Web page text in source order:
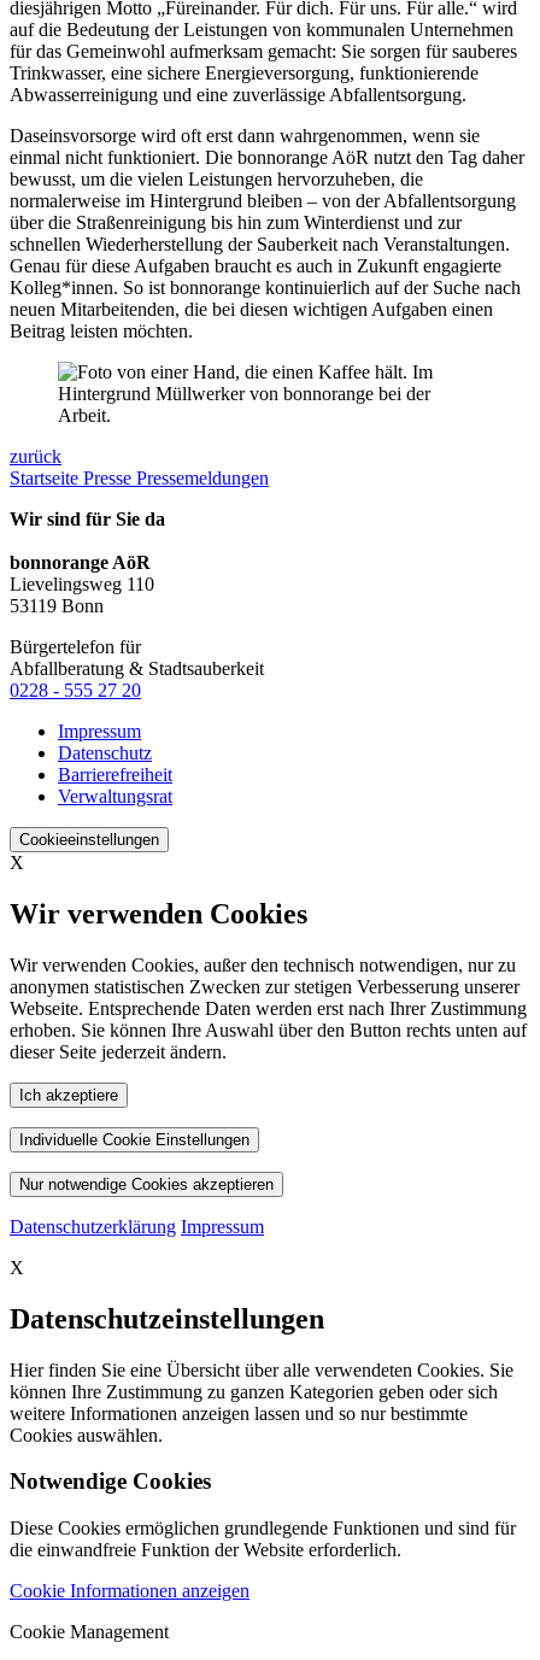
diesjährigen Motto „Füreinander. Für dich. Für uns. Für alle.“ wird
auf die Bedeutung der Leistungen von kommunalen Unternehmen
für das Gemeinwohl aufmerksam gemacht: Sie sorgen für sauberes
Trinkwasser, eine sichere Energieversorgung, funktionierende
Abwasserreinigung und eine zuverlässige Abfallentsorgung.
Daseinsvorsorge wird oft erst dann wahrgenommen, wenn sie
einmal nicht funktioniert. Die bonnorange AöR nutzt den Tag daher
bewusst, um die vielen Leistungen hervorzuheben, die
normalerweise im Hintergrund bleiben – von der Abfallentsorgung
über die Straßenreinigung bis hin zum Winterdienst und zur
schnellen Wiederherstellung der Sauberkeit nach Veranstaltungen.
Genau für diese Aufgaben braucht es auch in Zukunft engagierte
Kolleg*innen. So ist bonnorange kontinuierlich auf der Suche nach
neuen Mitarbeitenden, die bei diesen wichtigen Aufgaben einen
Beitrag leisten möchten.
zurück
Startseite Presse Pressemeldungen
Wir sind für Sie da
bonnorange AöR
Lievelingsweg 110
53119 Bonn
Bürgertelefon für
Abfallberatung & Stadtsauberkeit
0228 - 555 27 20
Impressum
Datenschutz
Barrierefreiheit
Verwaltungsrat
Cookieeinstellungen
X
Wir verwenden Cookies
Wir verwenden Cookies, außer den technisch notwendigen, nur zu
anonymen statistischen Zwecken zur stetigen Verbesserung unserer
Webseite. Entsprechende Daten werden erst nach Ihrer Zustimmung
erhoben. Sie können Ihre Auswahl über den Button rechts unten auf
dieser Seite jederzeit ändern.
Ich akzeptiere
Individuelle Cookie Einstellungen
Nur notwendige Cookies akzeptieren
Datenschutzerklärung Impressum
X
Datenschutzeinstellungen
Hier finden Sie eine Übersicht über alle verwendeten Cookies. Sie
können Ihre Zustimmung zu ganzen Kategorien geben oder sich
weitere Informationen anzeigen lassen und so nur bestimmte
Cookies auswählen.
Notwendige Cookies
Diese Cookies ermöglichen grundlegende Funktionen und sind für
die einwandfreie Funktion der Website erforderlich.
Cookie Informationen anzeigen
Cookie Management